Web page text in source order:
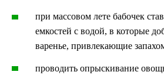
при массовом лете бабочек
емкостей с водой, в которые
варенье, привлекающие
проводить опрыскивание